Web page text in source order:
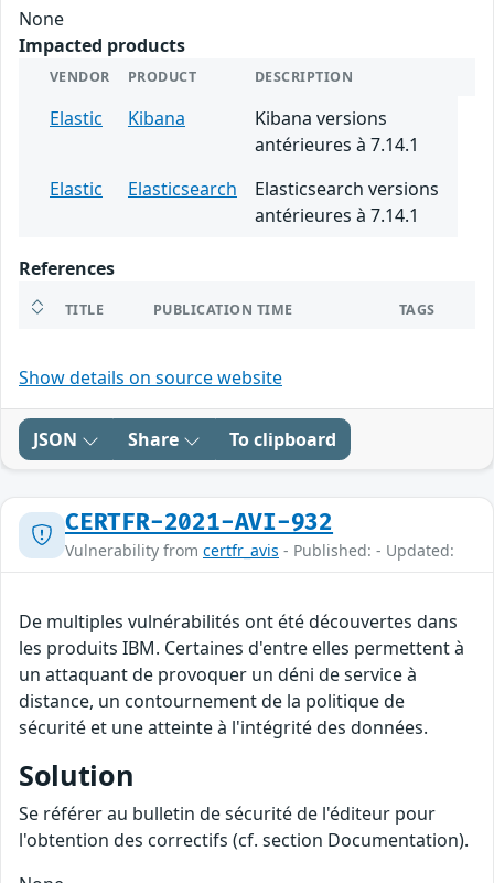
None
Impacted products
VENDOR PRODUCT DESCRIPTION
Elastic Kibana
Kibana versions
antérieures à 7.14.1
Elastic
Elasticsearch
Elasticsearch versions
antérieures à 7.14.1
References
TITLE PUBLICATION TIME TAGS
Show details on source website
JSON Share To clipboard
CERTFR-2021-AVI-932
Vulnerability from certfr_avis - Published: - Updated:
De multiples vulnérabilités ont été découvertes dans
les produits IBM. Certaines d'entre elles permettent à
un attaquant de provoquer un déni de service à
distance, un contournement de la politique de
sécurité et une atteinte à l'intégrité des données.
Solution
Se référer au bulletin de sécurité de l'éditeur pour
l'obtention des correctifs (cf. section Documentation).